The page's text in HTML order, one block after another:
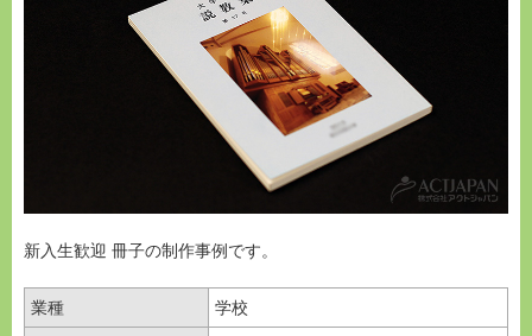
新入生歓迎 冊子の制作事例です。
業種 学校